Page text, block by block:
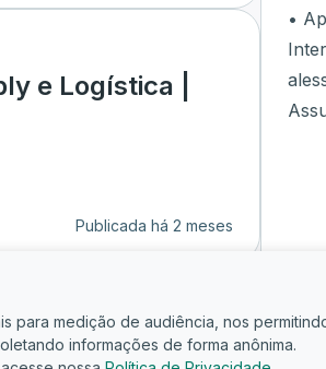
•
e Logística |
Publicada há 2 meses
para medição de audiência, nos
informações de forma anônima.